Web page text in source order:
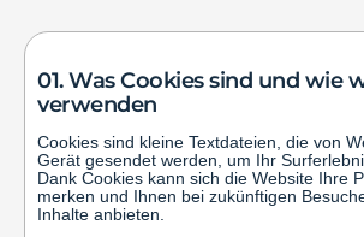
01. Was Cookies sind und wie
verwenden
Cookies sind kleine Textdateien, die von
Gerät gesendet werden, um Ihr
Dank Cookies kann sich die Website Ihre
merken und Ihnen bei zukünftigen
Inhalte anbieten.